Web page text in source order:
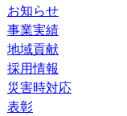
お知らせ
事業実績
地域貢献
採用情報
災害時対応
表彰